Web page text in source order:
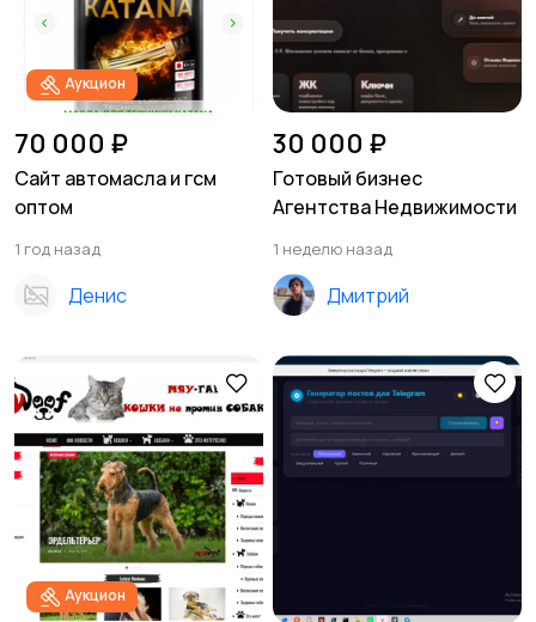
Аукцион
70 000 ₽
Сайт автомасла и гсм
оптом
1 год назад
Денис
30 000 ₽
Готовый бизнес
Агентства Недвижимости
1 неделю назад
Дмитрий
Аукцион